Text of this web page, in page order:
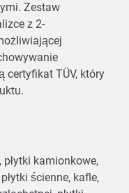
Zestaw
z 2-
certyfikat TÜV, który
płytki kamionkowe,
ścienne, kafle,